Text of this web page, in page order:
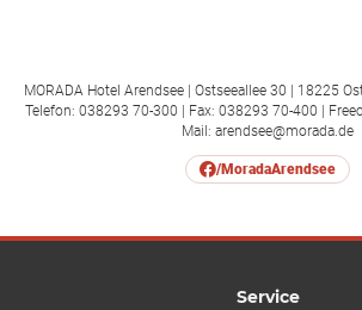
MORADA Hotel Arendsee | Ostseeallee 30 | 18225
Telefon: 038293 70-300 | Fax: 038293 70-400 |
Mail: arendsee@morada.de
/MoradaArendsee
Service